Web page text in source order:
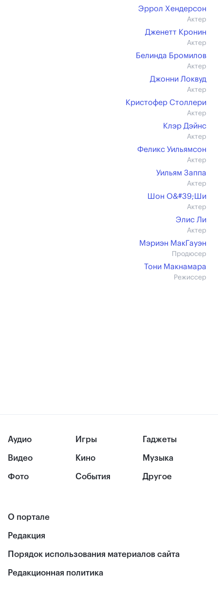
Эррол Хендерсон
Актер
Дженетт Кронин
Актер
Белинда Бромилов
Актер
Джонни Локвуд
Актер
Кристофер Столлери
Актер
Клэр Дэйнс
Актер
Феликс Уильямсон
Актер
Уильям Заппа
Актер
Шон О&#39;Ши
Актер
Элис Ли
Актер
Мэриэн МакГауэн
Продюсер
Тони Макнамара
Режиссер
Аудио
Видео
Фото
Игры
Кино
События
Гаджеты
Музыка
Другое
О портале
Редакция
Порядок использования материалов сайта
Редакционная политика